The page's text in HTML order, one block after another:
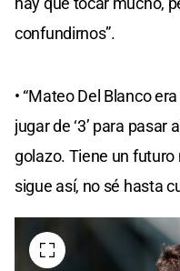
confundirnos”.
• “Mateo Del Blanco
jugar de ‘3’ para
golazo. Tiene un
sigue así, no sé hasta